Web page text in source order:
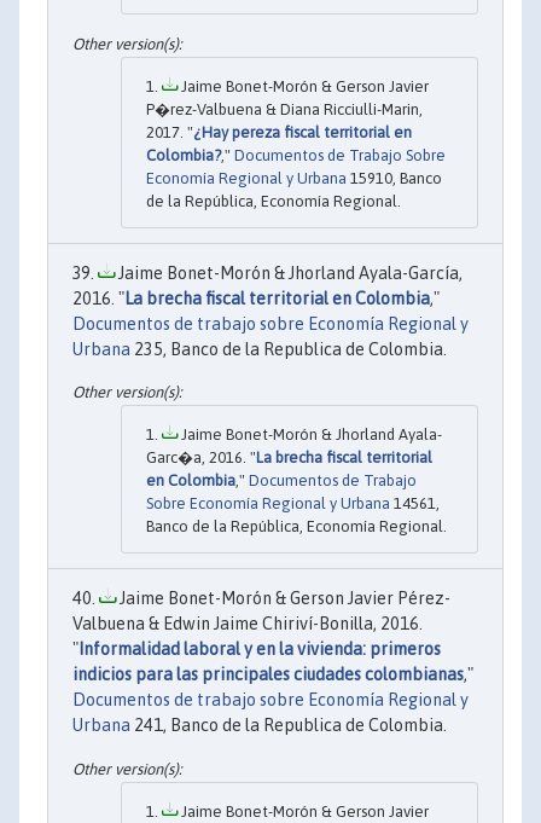
Jaime Bonet-Morón & Gerson Javier
P�rez-Valbuena & Diana Ricciulli-Marin,
2017. "¿Hay pereza fiscal territorial en
Colombia?," Documentos de Trabajo Sobre
Economía Regional y Urbana 15910, Banco
de la República, Economía Regional.
Jaime Bonet-Morón & Jhorland Ayala-García,
2016. "La brecha fiscal territorial en Colombia,"
Documentos de trabajo sobre Economía Regional y
Urbana 235, Banco de la Republica de Colombia.
Jaime Bonet-Morón & Jhorland Ayala-
Garc�a, 2016. "La brecha fiscal territorial
en Colombia," Documentos de Trabajo
Sobre Economía Regional y Urbana 14561,
Banco de la República, Economía Regional.
Jaime Bonet-Morón & Gerson Javier Pérez-
Valbuena & Edwin Jaime Chiriví-Bonilla, 2016.
"Informalidad laboral y en la vivienda: primeros
indicios para las principales ciudades colombianas,"
Documentos de trabajo sobre Economía Regional y
Urbana 241, Banco de la Republica de Colombia.
Jaime Bonet-Morón & Gerson Javier